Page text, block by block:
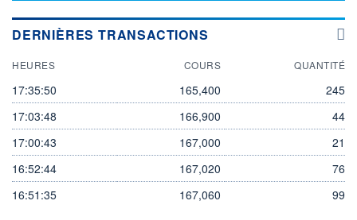
DERNIÈRES TRANSACTIONS
HEURES COURS QUANTITÉ
17:35:50 165,400
245
17:03:48
166,900
44
17:00:43
167,000
21
16:52:44
167,020
76
16:51:35
167,060 99